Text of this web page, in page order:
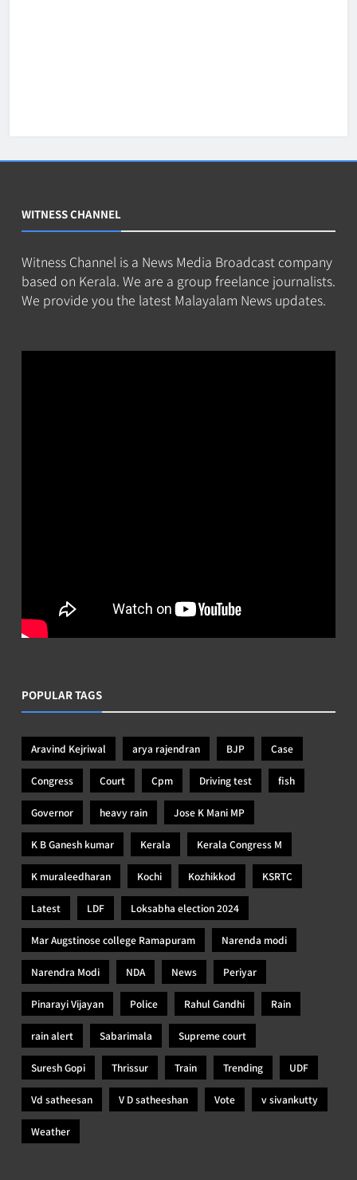
WITNESS CHANNEL
Witness Channel is a News Media Broadcast company
based on Kerala. We are a group freelance journalists.
We provide you the latest Malayalam News updates.
POPULAR TAGS
Aravind Kejriwal arya rajendran BJP Case
Congress Court Cpm Driving test fish
Governor heavy rain Jose K Mani MP
K B Ganesh kumar Kerala Kerala Congress M
K muraleedharan Kochi Kozhikkod KSRTC
Latest LDF Loksabha election 2024
Mar Augstinose college Ramapuram Narenda modi
Narendra Modi NDA News Periyar
Pinarayi Vijayan Police Rahul Gandhi Rain
rain alert Sabarimala Supreme court
Suresh Gopi Thrissur Train Trending UDF
Vd satheesan V D satheeshan Vote v sivankutty
Weather